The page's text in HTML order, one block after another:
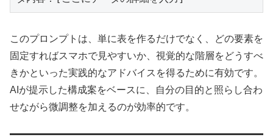
このプロンプトは、単に表を作るだけでなく、どの要素を
固定すればスマホで見やすいか、視覚的な階層をどうすべ
きかといった実践的なアドバイスを得るために有効です。
AIが提示した構成案をベースに、自分の目的と照らし合わ
せながら微調整を加えるのが効率的です。